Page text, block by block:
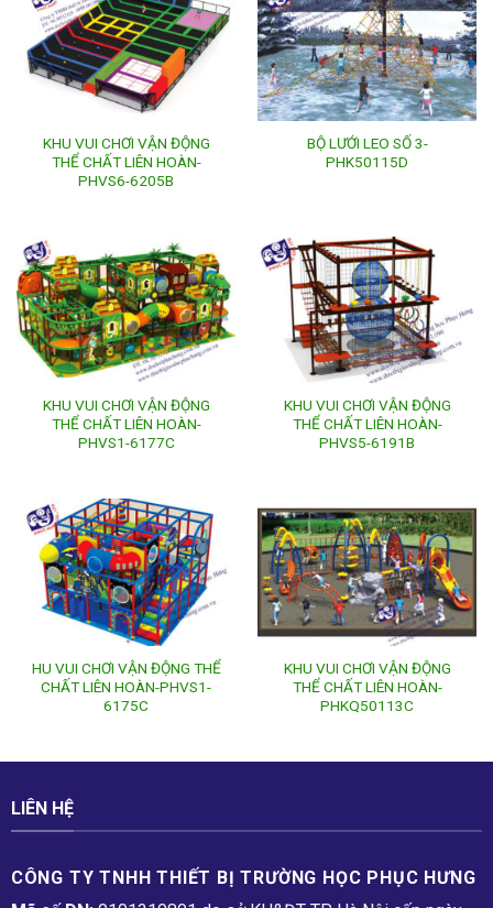
KHU VUI CHƠI VẬN ĐỘNG
THỂ CHẤT LIÊN HOÀN-
PHVS6-6205B
BỘ LƯỚI LEO SỐ 3-
PHK50115D
KHU VUI CHƠI VẬN ĐỘNG
THỂ CHẤT LIÊN HOÀN-
PHVS1-6177C
KHU VUI CHƠI VẬN ĐỘNG
THỂ CHẤT LIÊN HOÀN-
PHVS5-6191B
HU VUI CHƠI VẬN ĐỘNG THỂ
CHẤT LIÊN HOÀN-PHVS1-
6175C
KHU VUI CHƠI VẬN ĐỘNG
THỂ CHẤT LIÊN HOÀN-
PHKQ50113C
LIÊN HỆ
CÔNG TY TNHH THIẾT BỊ TRƯỜNG HỌC PHỤC H­ƯNG